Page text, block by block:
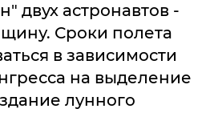
двух астронавтов -
Сроки полета
в зависимости
на выделение
лунного